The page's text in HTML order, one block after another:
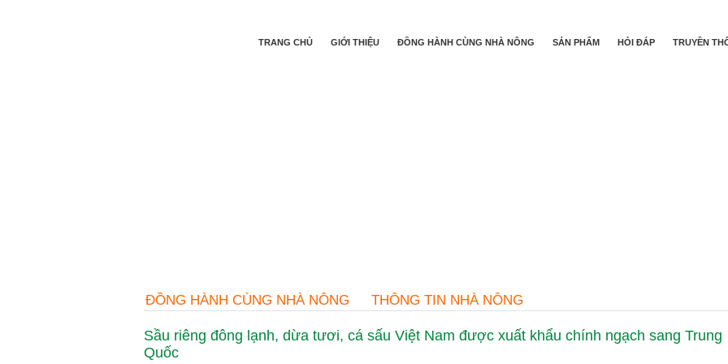
TRANG CHỦ GIỚI THIỆU ĐỒNG HÀNH CÙNG NHÀ NÔNG SẢN PHẨM HỎI ĐÁP TRUYỀN
ĐỒNG HÀNH CÙNG NHÀ NÔNG THÔNG TIN NHÀ NÔNG
Sầu riêng đông lạnh, dừa tươi, cá sấu Việt Nam được xuất khẩu chính ngạch sang Trung
Quốc